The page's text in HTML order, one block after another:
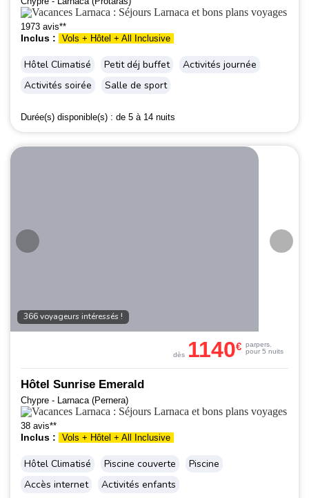
1973 avis**
Inclus : Vols + Hôtel + All Inclusive
Hôtel Climatisé Petit déj buffet
Activités journée
Activités soirée
Salle de sport
Durée(s) disponible(s) : de 5 à 14 nuits
366 voyageurs intéressés !
Hôtel Sunrise Emerald
Chypre - Larnaca (Pernera)
38 avis**
Inclus : Vols + Hôtel + All Inclusive
Hôtel Climatisé Piscine couverte
Piscine
Accès internet
Activités enfants
dès 1140€ parpers.
pour 5 nuits